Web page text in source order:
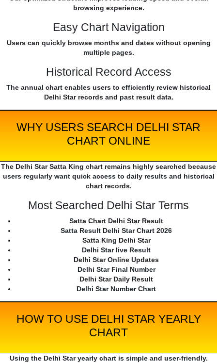
browsing experience.
Easy Chart Navigation
Users can quickly browse months and dates without opening
multiple pages.
Historical Record Access
The annual chart enables users to efficiently review historical
Delhi Star records and past result data.
WHY USERS SEARCH DELHI STAR
CHART ONLINE
The Delhi Star Satta King chart remains highly searched because
users regularly want quick access to daily results and historical
chart records.
Most Searched Delhi Star Terms
Satta Chart Delhi Star Result
Satta Result Delhi Star Chart 2026
Satta King Delhi Star
Delhi Star live Result
Delhi Star Online Updates
Delhi Star Final Number
Delhi Star Daily Result
Delhi Star Number Chart
HOW TO USE DELHI STAR YEARLY
CHART
Using the Delhi Star yearly chart is simple and user-friendly.